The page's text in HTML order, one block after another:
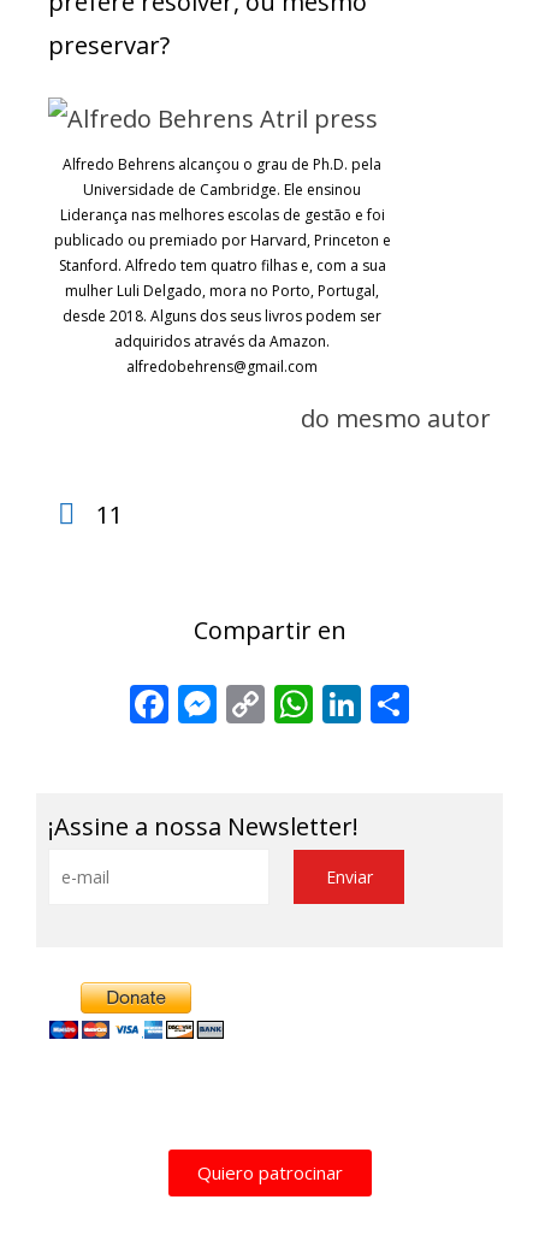
preservar?
Alfredo Behrens alcançou o grau de Ph.D. pela
Universidade de Cambridge. Ele ensinou
Liderança nas melhores escolas de gestão e foi
publicado ou premiado por Harvard, Princeton e
Stanford. Alfredo tem quatro filhas e, com a sua
mulher Luli Delgado, mora no Porto, Portugal,
desde 2018. Alguns dos seus livros podem ser
adquiridos através da Amazon.
alfredobehrens@gmail.com
do mesmo autor
11
Compartir en
Facebook
Messenger
CopyWhatsApp
LinkedIn
¡Assine a nossa Newsletter!
Quiero patrocinar